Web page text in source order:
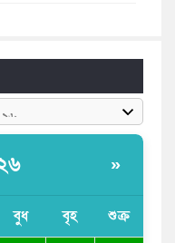
কি আপনারা দেখেননি:
»
বুধ বৃহ শুক্র